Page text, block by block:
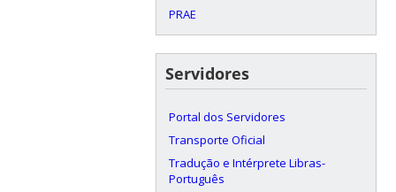
PRAE
Servidores
Portal dos Servidores
Transporte Oficial
Tradução e Intérprete Libras-
Português